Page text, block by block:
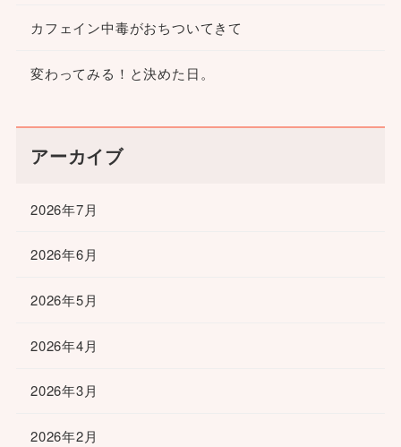
カフェイン中毒がおちついてきて
変わってみる！と決めた日。
アーカイブ
2026年7月
2026年6月
2026年5月
2026年4月
2026年3月
2026年2月